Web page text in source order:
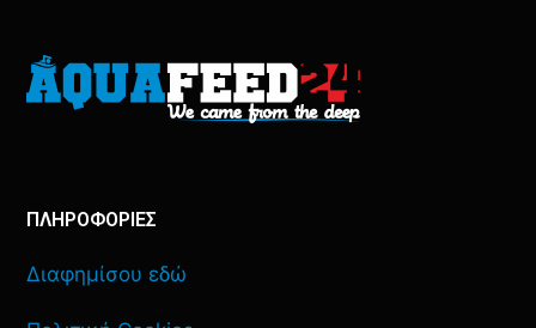
ΠΛΗΡΟΦΟΡΙΕΣ
Διαφημίσου εδώ